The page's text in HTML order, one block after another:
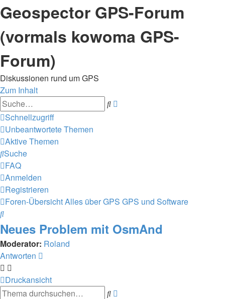
Geospector GPS-Forum
(vormals kowoma GPS-
Forum)
Diskussionen rund um GPS
Zum Inhalt
Suche
Schnellzugriff
Unbeantwortete Themen
Aktive Themen
Suche
FAQ
Anmelden
Registrieren
Foren-ÜbersichtAlles über GPS GPS und Software
Suche
Neues Problem mit OsmAnd
Moderator: Roland
Antworten
Druckansicht
Suche